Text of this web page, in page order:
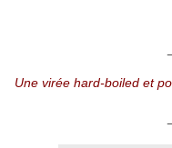
Une virée hard-boiled et